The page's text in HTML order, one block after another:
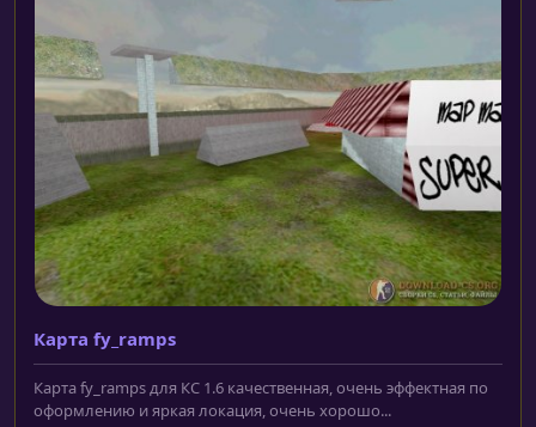
Карта fy_ramps
Карта fy_ramps для КС 1.6 качественная, очень эффектная по
оформлению и яркая локация, очень хорошо...